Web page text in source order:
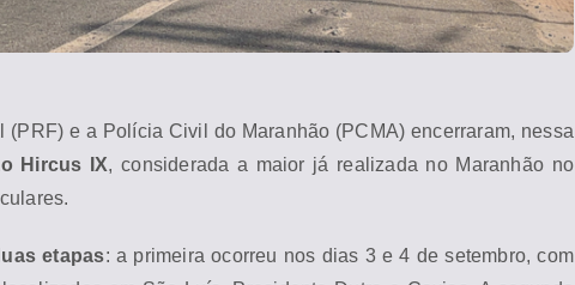
(PRF) e a Polícia Civil do Maranhão (PC MA) encerraram, nessa
Hircus IX, considerada a maior já realizada no Maranhão no
etapas: a primeira ocorreu nos dias 3 e 4 de setembro, com